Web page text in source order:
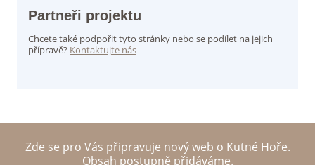
Partneři projektu
Chcete také podpořit tyto stránky nebo se podílet na jejich
přípravě? Kontaktujte nás
Zde se pro Vás připravuje nový web o Kutné Hoře.
Obsah postupně přidáváme.